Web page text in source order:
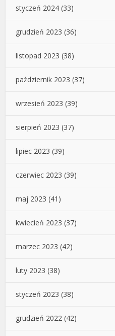
styczeń 2024 (33)
grudzień 2023 (36)
listopad 2023 (38)
październik 2023 (37)
wrzesień 2023 (39)
sierpień 2023 (37)
lipiec 2023 (39)
czerwiec 2023 (39)
maj 2023 (41)
kwiecień 2023 (37)
marzec 2023 (42)
luty 2023 (38)
styczeń 2023 (38)
grudzień 2022 (42)